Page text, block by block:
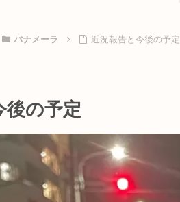
パナメーラ 近況報告と今後の予定
後の予定